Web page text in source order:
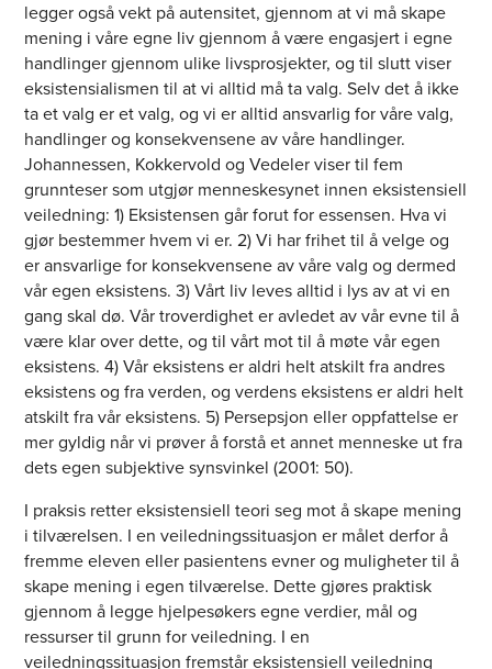
legger også vekt på autensitet, gjennom at vi må skape
mening i våre egne liv gjennom å være engasjert i egne
handlinger gjennom ulike livsprosjekter, og til slutt viser
eksistensialismen til at vi alltid må ta valg. Selv det å ikke
ta et valg er et valg, og vi er alltid ansvarlig for våre valg,
handlinger og konsekvensene av våre handlinger.
Johannessen, Kokkervold og Vedeler viser til fem
grunnteser som utgjør menneskesynet innen eksistensiell
veiledning: 1) Eksistensen går forut for essensen. Hva vi
gjør bestemmer hvem vi er. 2) Vi har frihet til å velge og
er ansvarlige for konsekvensene av våre valg og dermed
vår egen eksistens. 3) Vårt liv leves alltid i lys av at vi en
gang skal dø. Vår troverdighet er avledet av vår evne til å
være klar over dette, og til vårt mot til å møte vår egen
eksistens. 4) Vår eksistens er aldri helt atskilt fra andres
eksistens og fra verden, og verdens eksistens er aldri helt
atskilt fra vår eksistens. 5) Persepsjon eller oppfattelse er
mer gyldig når vi prøver å forstå et annet menneske ut fra
dets egen subjektive synsvinkel (2001: 50).
I praksis retter eksistensiell teori seg mot å skape mening
i tilværelsen. I en veiledningssituasjon er målet derfor å
fremme eleven eller pasientens evner og muligheter til å
skape mening i egen tilværelse. Dette gjøres praktisk
gjennom å legge hjelpesøkers egne verdier, mål og
ressurser til grunn for veiledning. I en
veiledningssituasjon fremstår eksistensiell veiledning